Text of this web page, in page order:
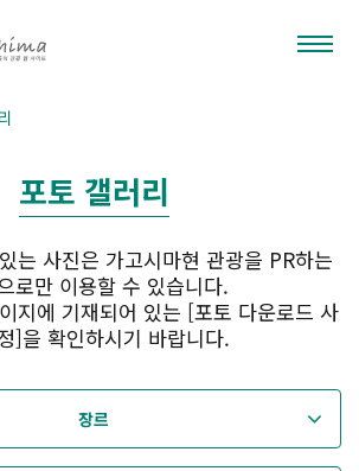
포토 갤러리
는 사진은 가고시마현 관광을 PR하는
로만 이용할 수 있습니다.
지에 기재되어 있는 [포토 다운로드 사
]을 확인하시기 바랍니다.
장르